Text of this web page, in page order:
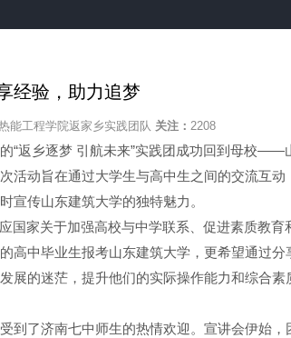
经验，助力追梦
能工程学院返家乡实践团队 关注： 2208
“返乡逐梦 引航未来”实践团成功回到母校——
活动旨在通过大学生与高中生之间的交流互
宣传山东建筑大学的独特魅力。
国家关于加强高校与中学联系、促进素质教
高中毕业生报考山东建筑大学，更希望通过
展的迷茫，提升他们的实际操作能力和综合素
到了济南七中师生的热情欢迎。宣讲会伊始